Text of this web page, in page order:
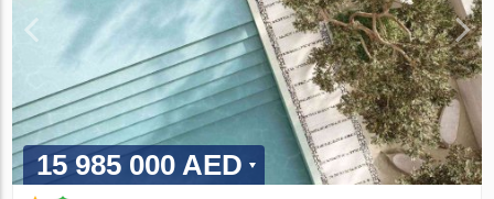
15 985 000 AED